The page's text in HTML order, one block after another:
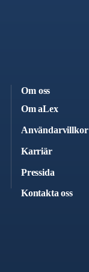
Om oss
Om aLex
Användarvillkor
Karriär
Pressida
Kontakta oss